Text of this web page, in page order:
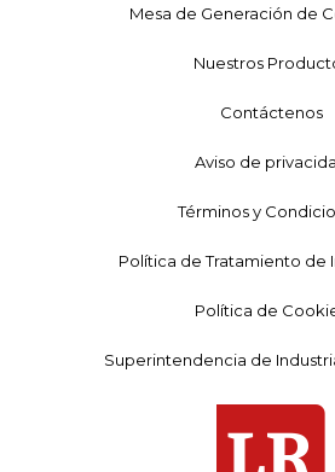
Mesa de Generación de
Nuestros
Contáctenos
Aviso de
Términos y
Política de Tratamiento de
Política de
Superintendencia de